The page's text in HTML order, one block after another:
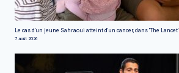
Le cas d'un jeune Sahraoui atteint d'un cancer, dans 'The Lancet'
7 août 2026